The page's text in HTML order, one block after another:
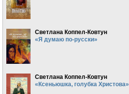
Светлана Коппел-Ковтун
«Я думаю по-русски»
Светлана Коппел-Ковтун
«Ксеньюшка, голубка Христова»